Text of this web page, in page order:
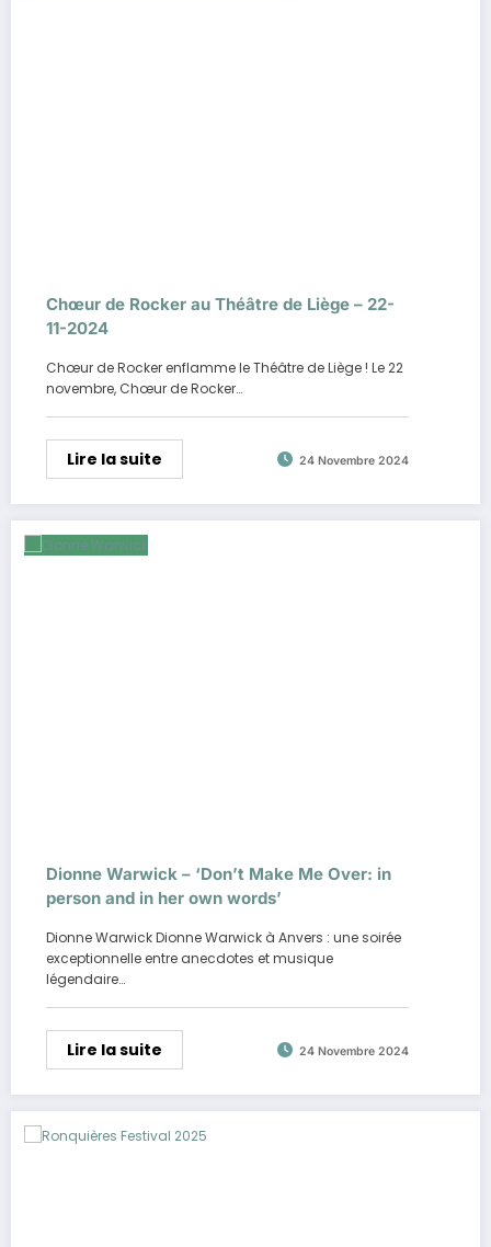
Chœur de Rocker au Théâtre de Liège – 22-
11-2024
Chœur de Rocker enflamme le Théâtre de Liège ! Le 22
novembre, Chœur de Rocker…
Lire la suite 24 Novembre 2024
Dionne Warwick – ‘Don’t Make Me Over: in
person and in her own words’
Dionne Warwick Dionne Warwick à Anvers : une soirée
exceptionnelle entre anecdotes et musique
légendaire…
Lire la suite 24 Novembre 2024